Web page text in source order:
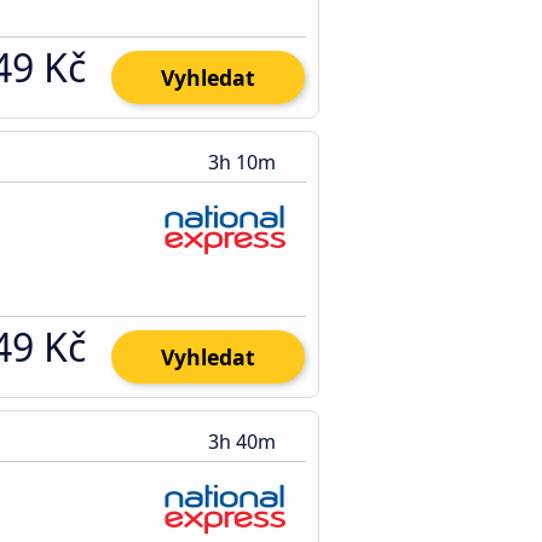
Kč Vyhledat
3h 10m
Kč Vyhledat
3h 40m